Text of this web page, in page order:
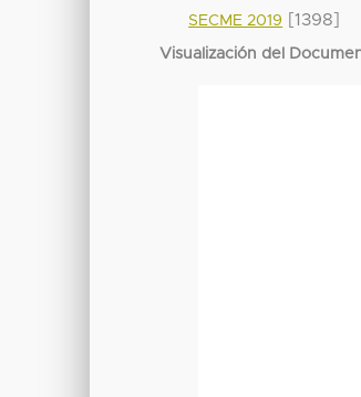
SECME 2019
[1398]
Visualización del